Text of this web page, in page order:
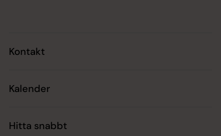
Kontakt
Kalender
Hitta snabbt